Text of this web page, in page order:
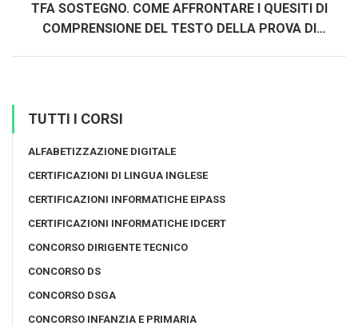
TFA SOSTEGNO. COME AFFRONTARE I QUESITI DI
COMPRENSIONE DEL TESTO DELLA PROVA DI
TUTTI I CORSI
ALFABETIZZAZIONE DIGITALE
CERTIFICAZIONI DI LINGUA INGLESE
CERTIFICAZIONI INFORMATICHE EIPASS
CERTIFICAZIONI INFORMATICHE IDCERT
CONCORSO DIRIGENTE TECNICO
CONCORSO DS
CONCORSO DSGA
CONCORSO INFANZIA E PRIMARIA